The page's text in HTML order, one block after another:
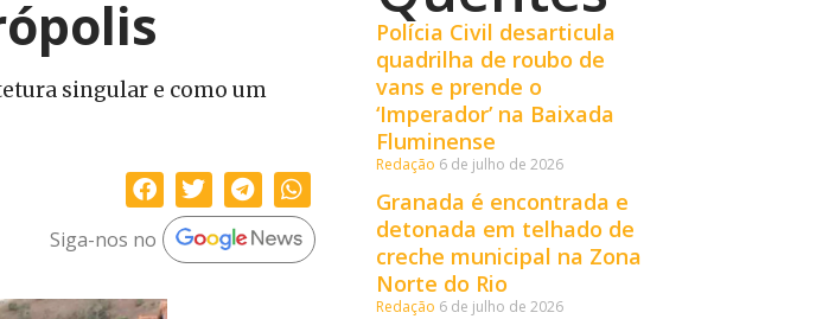
singular e como um
Siga-nos no
Polícia Civil desarticula
quadrilha de roubo de
vans e prende o
‘Imperador’ na Baixada
Fluminense
Redação 6 de julho de 2026
Granada é encontrada e
detonada em telhado de
creche municipal na Zona
Norte do Rio
Redação 6 de julho de 2026